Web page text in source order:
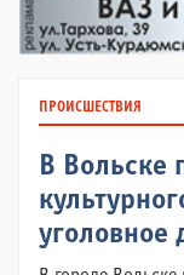
ПРОИСШЕСТВИЯ
В Вольске
уголовное